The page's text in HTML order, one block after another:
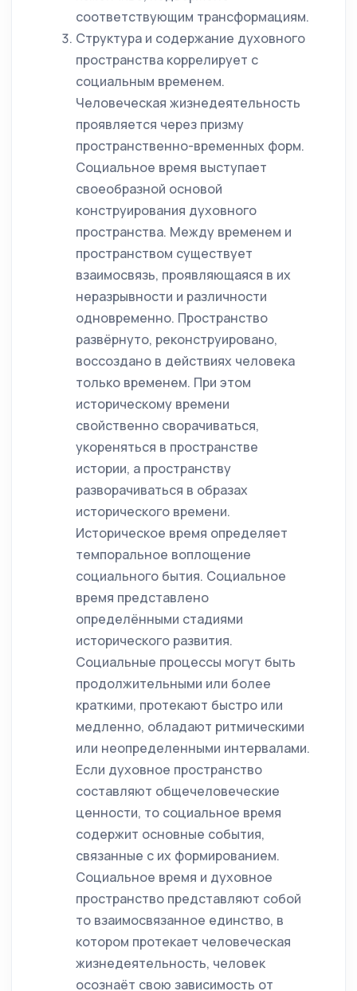
соответствующим трансформациям.
Структура и содержание духовного
пространства коррелирует с
социальным временем.
Человеческая жизнедеятельность
проявляется через призму
пространственно-временных форм.
Социальное время выступает
своеобразной основой
конструирования духовного
пространства. Между временем и
пространством существует
взаимосвязь, проявляющаяся в их
неразрывности и различности
одновременно. Пространство
развёрнуто, реконструировано,
воссоздано в действиях человека
только временем. При этом
историческому времени
свойственно сворачиваться,
укореняться в пространстве
истории, а пространству
разворачиваться в образах
исторического времени.
Историческое время определяет
темпоральное воплощение
социального бытия. Социальное
время представлено
определёнными стадиями
исторического развития.
Социальные процессы могут быть
продолжительными или более
краткими, протекают быстро или
медленно, обладают ритмическими
или неопределенными интервалами.
Если духовное пространство
составляют общечеловеческие
ценности, то социальное время
содержит основные события,
связанные с их формированием.
Социальное время и духовное
пространство представляют собой
то взаимосвязанное единство, в
котором протекает человеческая
жизнедеятельность, человек
осознаёт свою зависимость от